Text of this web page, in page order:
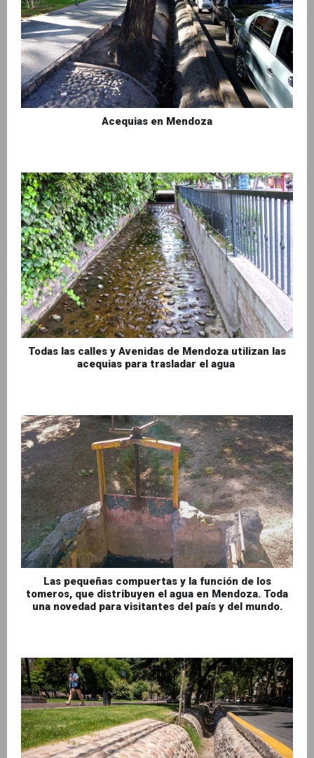
Acequias en Mendoza
Todas las calles y Avenidas de Mendoza utilizan las
acequias para trasladar el agua
Las pequeñas compuertas y la función de los
tomeros, que distribuyen el agua en Mendoza. Toda
una novedad para visitantes del país y del mundo.